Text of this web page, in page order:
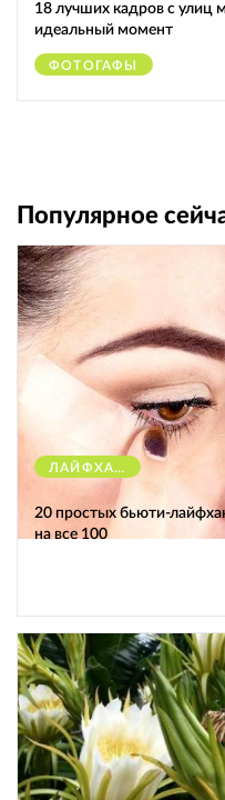
18 лучших кадров с улиц
идеальный момент
ФОТОГАФЫ
Популярное
ЛАЙФХАКИ
20 простых бьюти-
на все 100